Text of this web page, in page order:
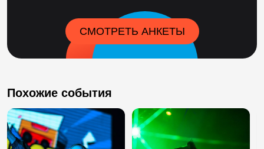
СМОТРЕТЬ АНКЕТЫ
Похожие события